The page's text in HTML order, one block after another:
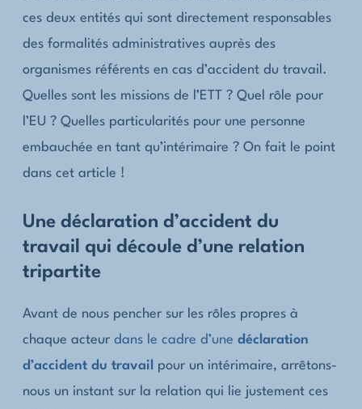
ces deux entités qui sont directement responsables
des formalités administratives auprès des
organismes référents en cas d’accident du travail.
Quelles sont les missions de l’ETT ? Quel rôle pour
l’EU ? Quelles particularités pour une personne
embauchée en tant qu’intérimaire ? On fait le point
dans cet article !
Une déclaration d’accident du
travail qui découle d’une relation
tripartite
Avant de nous pencher sur les rôles propres à
chaque acteurdans le cadre d’unedéclaration
d’accident du travail
pour un intérimaire, arrêtons-
nous un instant sur la relation qui lie justement ces